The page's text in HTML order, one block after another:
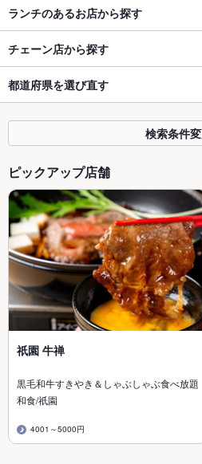
ランチのあるお店から探す
チェーン店から探す
都道府県を選び直す
検索条件
ピックアップ店舗
祇園 牛禅
黒毛和牛すきやき＆しゃぶしゃぶ食べ放題
和食/祇園
4001～5000円